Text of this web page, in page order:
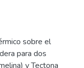
sobre el
para dos
y Tectona